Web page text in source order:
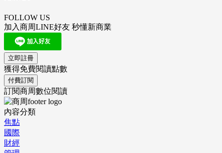
FOLLOW US
加入商周LINE好友 秒懂新商業
立即註冊
獲得免費閱讀點數
付費訂閱
訂閱商周數位閱讀
內容分類
焦點
國際
財經